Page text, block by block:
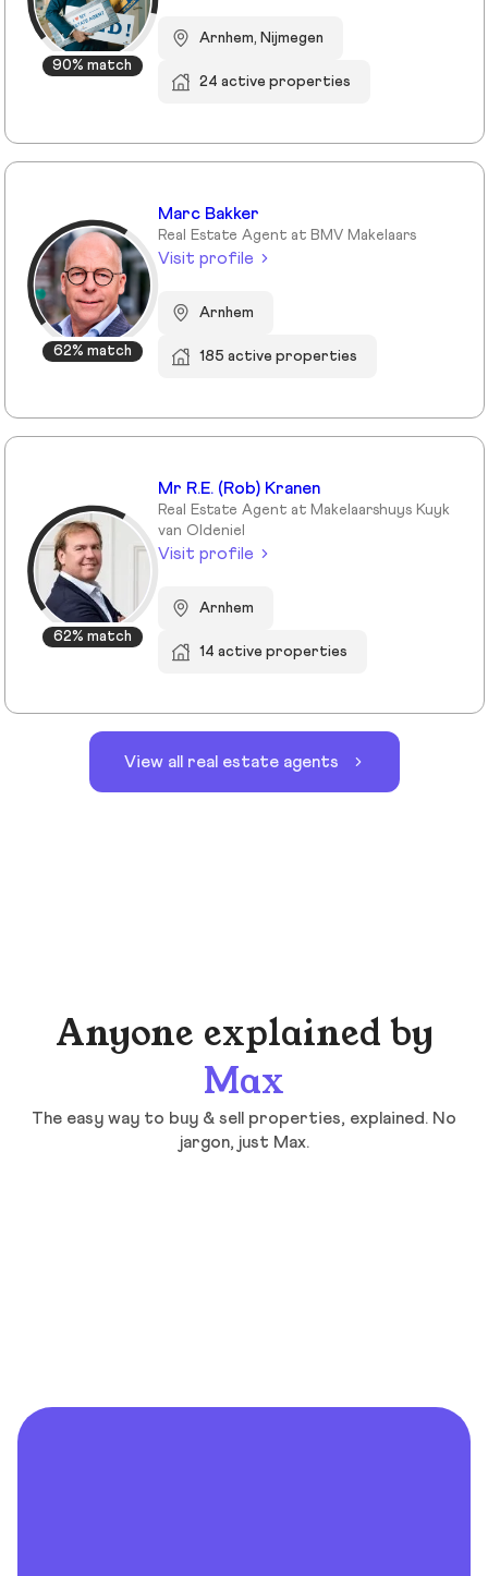
90% match
Arnhem, Nijmegen
24 active properties
62% match
Marc Bakker
Real Estate Agent at BMV Makelaars
Visit profile
Arnhem
185 active properties
62% match
Mr R.E. (Rob) Kranen
Real Estate Agent at Makelaarshuys Kuyk
van Oldeniel
Visit profile
Arnhem
14 active properties
View all real estate agents
Anyone explained by
Max
The easy way to buy & sell properties, explained. No
jargon, just Max.